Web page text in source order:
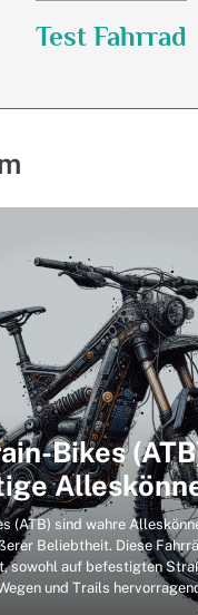
Test Fahrrad
Bikes
(ATB) sind wahre
Beliebtheit. Diese
sowohl auf befestigten
und Trails